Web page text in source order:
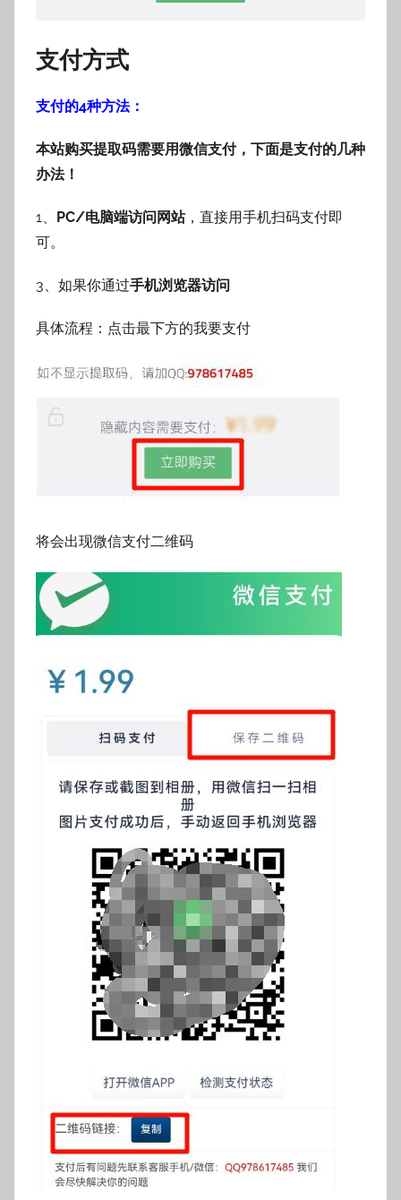
支付方式
支付的4种方法：
本站购买提取码需要用微信支付，下面是支付的几种
办法！
1、 PC/电脑端访问网站，直接用手机扫码支付即
可。
3、如果你通过手机浏览器访问
具体流程：点击最下方的我要支付
将会出现微信支付二维码